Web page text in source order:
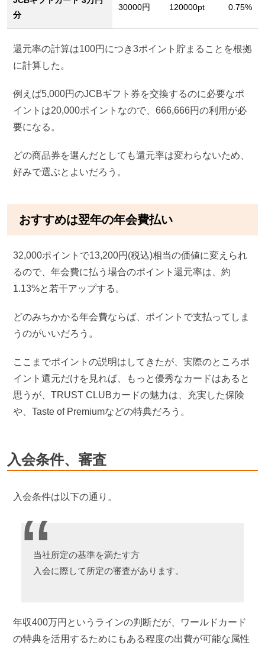
分
30000円 120000pt 0.75%
還元率の計算は100円につき3ポイント貯まることを根拠
に計算した。
例えば5,000円のJCBギフト券を交換するのに必要なポ
イントは20,000ポイントなので、666,666円の利用が必
要になる。
どの商品券を選んだとしても還元率は変わらないため、
好みで選ぶとよいだろう。
おすすめは翌年の年会費払い
32,000ポイントで13,200円(税込)相当の価値に変えられ
るので、年会費に払う場合のポイント還元率は、約
1.13%と若干アップする。
どのみちかかる年会費ならば、ポイントで支払ってしま
うのがいいだろう。
ここまでポイントの説明はしてきたが、実際のところポ
イント還元だけを見れば、もっと優秀なカードはあると
思うが、TRUST CLUBカードの魅力は、充実した保険
や、Taste of Premiumなどの特典だろう。
入会条件、審査
入会条件は以下の通り。
当社所定の基準を満たす方
入会に際して所定の審査があります。
年収400万円というラインの判断だが、ワールドカード
の特典を活用するためにもある程度の出費が可能な属性